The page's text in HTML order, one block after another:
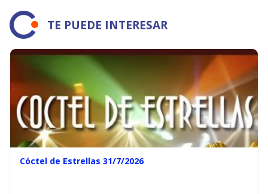
TE PUEDE INTERESAR
Cóctel de Estrellas 31/7/2026